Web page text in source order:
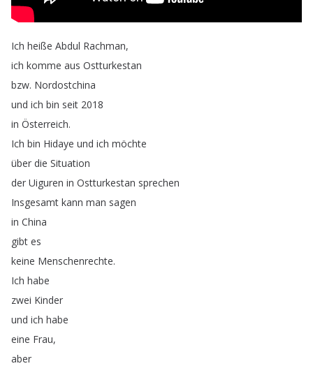
Ich heiße Abdul Rachman,
ich komme aus Ostturkestan
bzw. Nordostchina
und ich bin seit 2018
in Österreich.
Ich bin Hidaye und ich möchte
über die Situation
der Uiguren in Ostturkestan sprechen
Insgesamt kann man sagen
in China
gibt es
keine Menschenrechte.
Ich habe
zwei Kinder
und ich habe
eine Frau,
aber